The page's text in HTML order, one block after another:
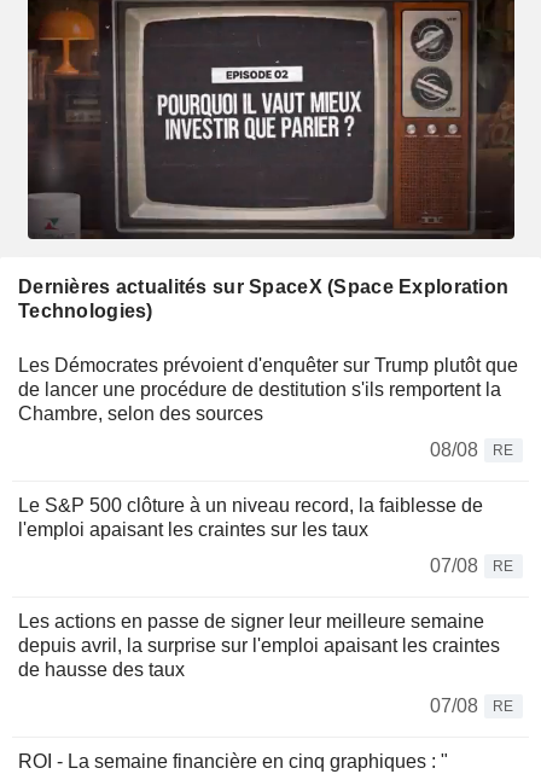
Dernières actualités sur SpaceX (Space Exploration
Technologies)
Les Démocrates prévoient d'enquêter sur Trump plutôt que
de lancer une procédure de destitution s'ils remportent la
Chambre, selon des sources
08/08
RE
Le S&P 500 clôture à un niveau record, la faiblesse de
l'emploi apaisant les craintes sur les taux
07/08
RE
Les actions en passe de signer leur meilleure semaine
depuis avril, la surprise sur l'emploi apaisant les craintes
de hausse des taux
07/08
RE
ROI - La semaine financière en cinq graphiques : "